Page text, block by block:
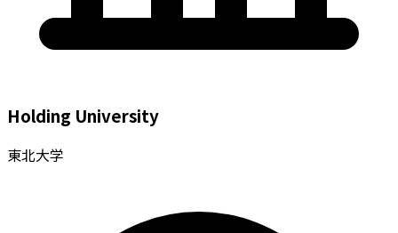
Holding University
東北大学